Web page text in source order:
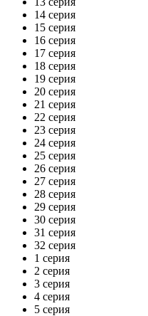
14 серия
15 серия
16 серия
17 серия
18 серия
19 серия
20 серия
21 серия
22 серия
23 серия
24 серия
25 серия
26 серия
27 серия
28 серия
29 серия
30 серия
31 серия
32 серия
1 серия
2 серия
3 серия
4 серия
5 серия